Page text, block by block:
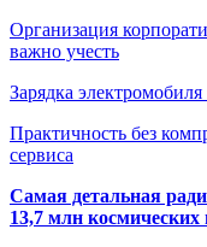
Организация
важно учесть
Зарядка
Практичность без
сервиса
Самая детальная
13,7 млн космических